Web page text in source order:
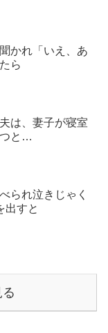
かれ「いえ、あ
ら
は、妻子が寝室
と…
られ泣きじゃく
出すと